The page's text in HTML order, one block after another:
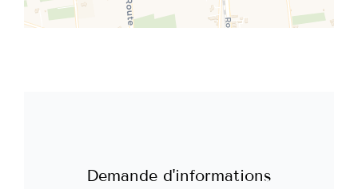
Demande d'informations